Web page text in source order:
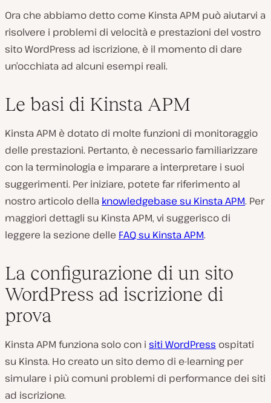
Ora che abbiamo detto come Kinsta APM può aiutarvi a
risolvere i problemi di velocità e prestazioni del vostro
sito WordPress ad iscrizione, è il momento di dare
un’occhiata ad alcuni esempi reali.
Le basi di Kinsta APM
Kinsta APM è dotato di molte funzioni di monitoraggio
delle prestazioni. Pertanto, è necessario familiarizzare
con la terminologia e imparare a interpretare i suoi
suggerimenti. Per iniziare, potete far riferimento al
nostro articolo della knowledgebase su Kinsta APM. Per
maggiori dettagli su Kinsta APM, vi suggerisco di
leggere la sezione delle FAQ su Kinsta APM.
La configurazione di un sito
WordPress ad iscrizione di
prova
Kinsta APM funziona solo con i siti WordPress ospitati
su Kinsta. Ho creato un sito demo di e-learning per
simulare i più comuni problemi di performance dei siti
ad iscrizione.